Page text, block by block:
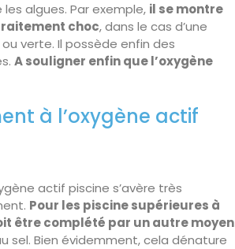
algues. Par exemple, il se montre
choc, dans le cas d’une
verte. Il possède enfin des
A souligner enfin que l’oxygène
à l’oxygène actif
actif piscine s’avère très
Pour les piscine supérieures à
être complété par un autre moyen
sel. Bien évidemment, cela dénature